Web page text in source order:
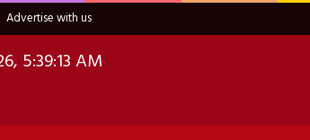
Advertise with us
5:39:14 AM